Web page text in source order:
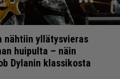
nähtiin yllätysvieras
huipulta – näin
Dylanin klassikosta